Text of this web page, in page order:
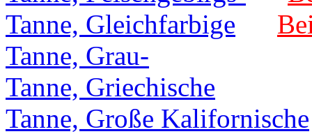
Tanne, Gleichfarbige
Tanne, Grau-
Tanne, Griechische
Tanne, Große Kalifornische